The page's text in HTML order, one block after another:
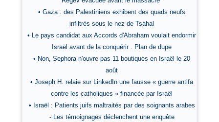
• Gaza : des Palestiniens exhibent des quads neufs
infiltrés sous le nez de Tsahal
• Le pays candidat aux Accords d'Abraham voulait endormir
Israël avant de la conquérir . Plan de dupe
• Non, Sephora n'ouvre pas 11 boutiques en Israël le 20
août
• Joseph H. relaie sur LinkedIn une fausse « guerre antifa
contre les catholiques » financée par Israël
• Israël : Patients juifs maltraités par des soignants arabes
- Les témoignages déclenchent une enquête